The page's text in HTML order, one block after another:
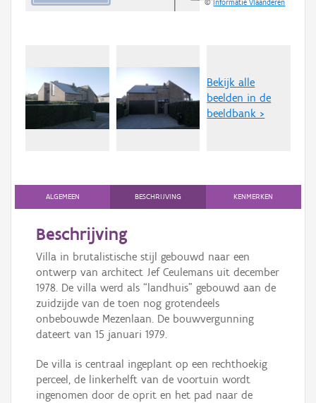
©Informatie Vlaanderen
Bekijk alle
beelden in de
beeldbank >
ALGEMEEN BESCHRIJVING KENMERKEN
Beschrijving
Villa in brutalistische stijl gebouwd naar een
ontwerp van architect Jef Ceulemans uit december
1978. De villa werd als “landhuis” gebouwd aan de
zuidzijde van de toen nog grotendeels
onbebouwde Mezenlaan. De bouwvergunning
dateert van 15 januari 1979.
De villa is centraal ingeplant op een rechthoekig
perceel, de linkerhelft van de voortuin wordt
ingenomen door de oprit en het pad naar de